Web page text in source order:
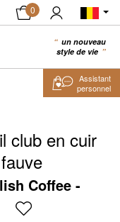
0
un nouveau
style de vie
AJOUTER AU PANIER
club en cuir
fauve
Coffee
Assistant
personnel